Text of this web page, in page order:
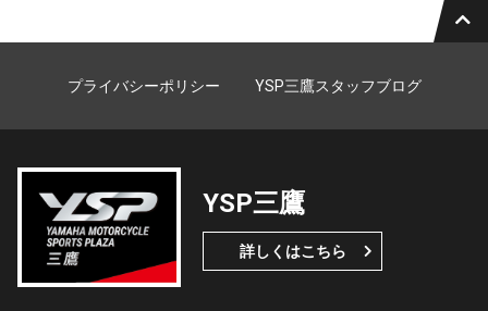
プライバシーポリシー YSP三鷹スタッフブログ
YSP三鷹
詳しくはこちら